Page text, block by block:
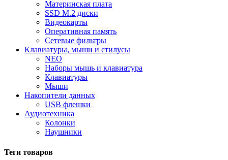
Материнская плата
SSD M.2 диски
Видеокарты
Оперативная память
Сетевые фильтры
Клавиатуры, мыши и стилусы
NEO
Наборы мышь и клавиатура
Клавиатуры
Мыши
Накопители данных
USB флешки
Аудиотехника
Колонки
Наушники
Теги товаров